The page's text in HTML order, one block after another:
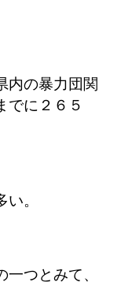
内の暴力団関
でに２６５
。
つとみて、